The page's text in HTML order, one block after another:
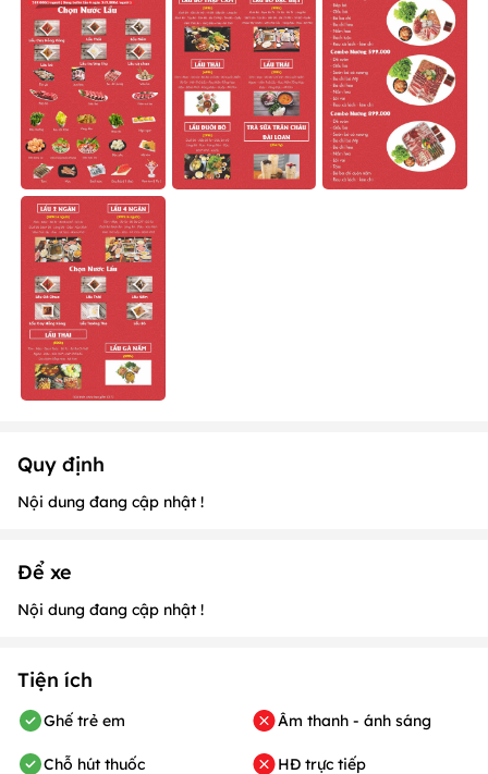
Quy định
Nội dung đang cập nhật !
Để xe
Nội dung đang cập nhật !
Tiện ích
Ghế trẻ em
Chỗ hút thuốc
Âm thanh - ánh sáng
HĐ trực tiếp